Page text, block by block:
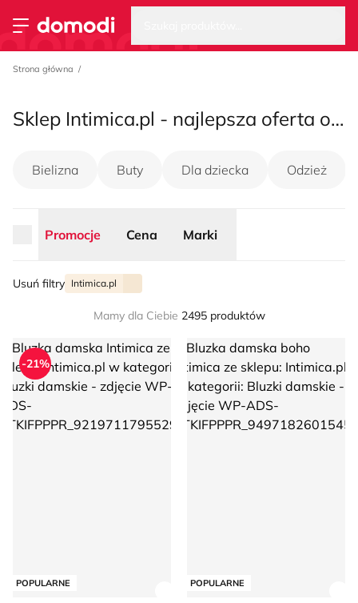
Przełącz menu
Strona główna
Strona główna
Sklep Intimica.pl - najlepsza oferta online na sezon lato 2026
Bielizna Buty Dla dziecka Odzież
Promocje Cena Marki
Usuń filtry Intimica.pl
Mamy dla Ciebie 2495 produktów
damska Intimica
POPULARNE
-21%
Bluzka damska boho Intimica
POPULARNE